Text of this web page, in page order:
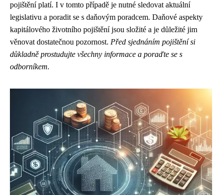
pojištění platí. I v tomto případě je nutné sledovat aktuální
legislativu a poradit se s daňovým poradcem. Daňové aspekty
kapitálového životního pojištění jsou složité a je důležité jim
věnovat dostatečnou pozornost. Před sjednáním pojištění si
důkladně prostudujte všechny informace a poraďte se s
odborníkem.